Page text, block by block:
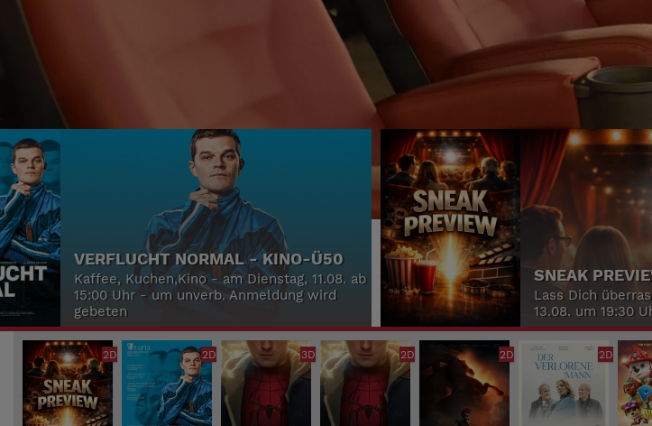
SNEAK PREVIEW
Lass Dich überraschen - am Donnerstag,
13.08. um 19:30 Uhr
Am
2D 2D 3D 2D 2D 2D